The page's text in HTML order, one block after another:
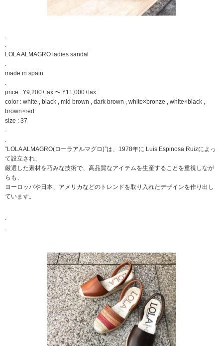
LOLA ALMAGRO ladies sandal
made in spain
price : ¥9,200+tax 〜 ¥11,000+tax
color : white , black , mid brown , dark brown , white×bronze , white×black ,
brown×red
size : 37
“LOLA ALMAGRO(ローラアルマグロ)”は、1978年に Luis Espinosa Ruizによっ
て設立され、
厳選した素材を巧みな技術で、高品質なアイテムを生産することを重視しなが
らも、
ヨーロッパや日本、アメリカなどのトレンドを取り入れたデザインを作り出し
ています。